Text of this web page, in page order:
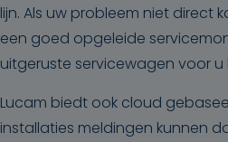
lijn. Als uw probleem niet direct
een goed opgeleide
uitgeruste servicewagen voor u
Lucam biedt ook cloud
installaties meldingen kunnen